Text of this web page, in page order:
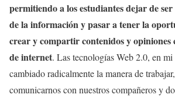
permitiendo a los estudiantes dejar de
de la información y pasar a tener la
crear y compartir contenidos y opiniones
de internet. Las tecnologías Web 2.0, en
cambiado radicalmente la manera de
comunicarnos con nuestros compañeros y